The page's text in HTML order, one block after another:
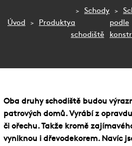
Fotogalerie
Úvod Produkty
Schody
a
schodiště
podle
Oba druhy schodiště budou
patrových domů. Vyrábí z
či ořechu. Takže kromě
vyniknou i dřevodekorem. Navíc